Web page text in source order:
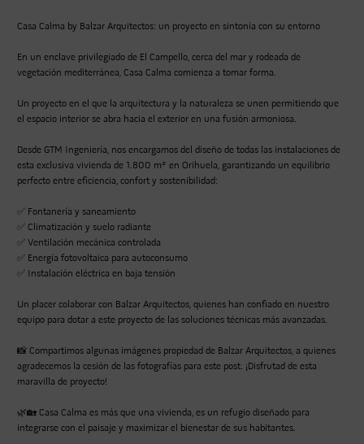
Casa Calma by Balzar Arquitectos: un proyecto en sintonía con su entorno
En un enclave privilegiado de El Campello, cerca del mar y rodeada de
vegetación mediterránea, Casa Calma comienza a tomar forma.
Un proyecto en el que la arquitectura y la naturaleza se unen permitiendo que
el espacio interior se abra hacia el exterior en una fusión armoniosa.
Desde GTM Ingeniería, nos encargamos del diseño de todas las instalaciones de
esta exclusiva vivienda de 1.800 m² en Orihuela, garantizando un equilibrio
perfecto entre eficiencia, confort y sostenibilidad:
✅ Fontanería y saneamiento
✅ Climatización y suelo radiante
✅ Ventilación mecánica controlada
✅ Energía fotovoltaica para autoconsumo
✅ Instalación eléctrica en baja tensión
Un placer colaborar con Balzar Arquitectos, quienes han confiado en nuestro
equipo para dotar a este proyecto de las soluciones técnicas más avanzadas.
📸 Compartimos algunas imágenes propiedad de Balzar Arquitectos, a quienes
agradecemos la cesión de las fotografías para este post. ¡Disfrutad de esta
maravilla de proyecto!
🌿🏡 Casa Calma es más que una vivienda, es un refugio diseñado para
integrarse con el paisaje y maximizar el bienestar de sus habitantes.